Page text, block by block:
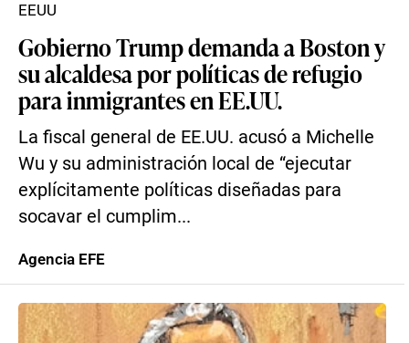
Gobierno Trump demanda a Boston y
su alcaldesa por políticas de refugio
para inmigrantes en EE.UU.
La fiscal general de EE.UU. acusó a Michelle
Wu y su administración local de “ejecutar
explícitamente políticas diseñadas para
socavar el cumplim...
EEUU
Agencia EFE